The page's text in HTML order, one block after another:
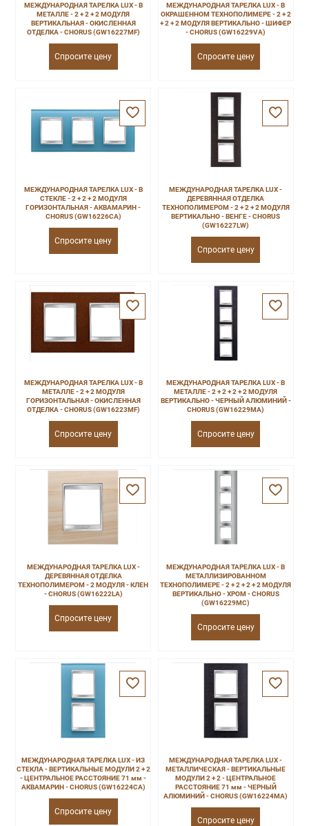
МЕЖДУНАРОДНАЯ ТАРЕЛКА LUX - В
МЕТАЛЛЕ - 2 + 2 + 2 МОДУЛЯ
ВЕРТИКАЛЬНАЯ - ОКИСЛЕННАЯ
ОТДЕЛКА - CHORUS (GW16227MF)
Спросите цену
МЕЖДУНАРОДНАЯ ТАРЕЛКА LUX - В
ОКРАШЕННОМ ТЕХНОПОЛИМЕРЕ - 2 + 2
+ 2 + 2 МОДУЛЯ ВЕРТИКАЛЬНО - ШИФЕР
- CHORUS (GW16229VA)
Спросите цену
МЕЖДУНАРОДНАЯ ТАРЕЛКА LUX - В
СТЕКЛЕ - 2 + 2 + 2 МОДУЛЯ
ГОРИЗОНТАЛЬНАЯ - АКВАМАРИН -
CHORUS (GW16226CA)
Спросите цену
МЕЖДУНАРОДНАЯ ТАРЕЛКА LUX -
ДЕРЕВЯННАЯ ОТДЕЛКА
ТЕХНОПОЛИМЕРОМ - 2 + 2 + 2 МОДУЛЯ
ВЕРТИКАЛЬНО - ВЕНГЕ - CHORUS
(GW16227LW)
Спросите цену
МЕЖДУНАРОДНАЯ ТАРЕЛКА LUX - В
МЕТАЛЛЕ - 2 + 2 МОДУЛЯ
ГОРИЗОНТАЛЬНАЯ - ОКИСЛЕННАЯ
ОТДЕЛКА - CHORUS (GW16223MF)
Спросите цену
МЕЖДУНАРОДНАЯ ТАРЕЛКА LUX - В
МЕТАЛЛЕ - 2 + 2 + 2 + 2 МОДУЛЯ
ВЕРТИКАЛЬНО - ЧЕРНЫЙ АЛЮМИНИЙ -
CHORUS (GW16229MA)
Спросите цену
МЕЖДУНАРОДНАЯ ТАРЕЛКА LUX -
ДЕРЕВЯННАЯ ОТДЕЛКА
ТЕХНОПОЛИМЕРОМ - 2 МОДУЛЯ - КЛЕН
- CHORUS (GW16222LA)
Спросите цену
МЕЖДУНАРОДНАЯ ТАРЕЛКА LUX - В
МЕТАЛЛИЗИРОВАННОМ
ТЕХНОПОЛИМЕРЕ - 2 + 2 + 2 + 2 МОДУЛЯ
ВЕРТИКАЛЬНО - ХРОМ - CHORUS
(GW16229MC)
Спросите цену
МЕЖДУНАРОДНАЯ ТАРЕЛКА LUX - ИЗ
СТЕКЛА - ВЕРТИКАЛЬНЫЕ МОДУЛИ 2 + 2
- ЦЕНТРАЛЬНОЕ РАССТОЯНИЕ 71 мм -
АКВАМАРИН - CHORUS (GW16224CA)
Спросите цену
МЕЖДУНАРОДНАЯ ТАРЕЛКА LUX -
МЕТАЛЛИЧЕСКАЯ - ВЕРТИКАЛЬНЫЕ
МОДУЛИ 2 + 2 - ЦЕНТРАЛЬНОЕ
РАССТОЯНИЕ 71 мм - ЧЕРНЫЙ
АЛЮМИНИЙ - CHORUS (GW16224MA)
Спросите цену